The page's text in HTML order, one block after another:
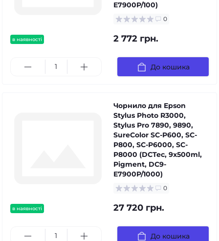
в наявності
E7900P/100)
0
2 772 грн.
До кошика
в наявності
Чорнило для Epson
Stylus Photo R3000,
Stylus Pro 7890, 9890,
SureColor SC-P600, SC-
P800, SC-P6000, SC-
P8000 (DCTec, 9x500ml,
Pigment, DC9-
E7900P/1000)
0
27 720 грн.
До кошика